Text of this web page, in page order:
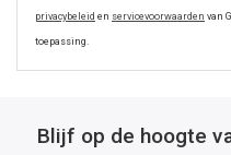
privacybeleid en servicevoorwaarden van
toepassing.
Blijf op de hoogte